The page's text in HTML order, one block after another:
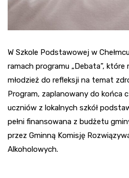
W Szkole Podstawowej w
ramach programu „Debata”, które
młodzież do refleksji na temat
Program, zaplanowany do końca
uczniów z lokalnych szkół
pełni finansowana z budżetu
przez Gminną Komisję
Alkoholowych.